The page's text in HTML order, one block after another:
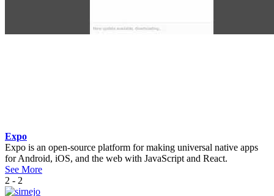
Expo
Expo is an open-source platform for making universal native apps
for Android, iOS, and the web with JavaScript and React.
See More
2 - 2